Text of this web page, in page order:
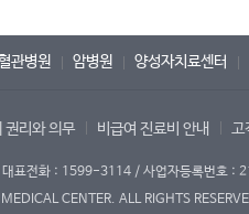
관병원 암병원 양성자치료센터
권리와 의무 비급여 진료비 안내 고
대표전화 : 1599-3114 / 사업자등록번호
CENTER. ALL RIGHTS